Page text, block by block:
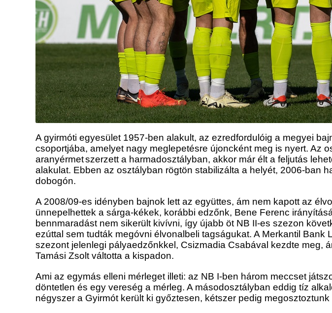
A gyirmóti egyesület 1957-ben alakult, az ezredfordulóig a megyei
csoportjába, amelyet nagy meglepetésre újoncként meg is nyert. Az
aranyérmetszerzett a harmadosztályban, akkor már élt a feljutás
alakulat. Ebben az osztályban rögtön stabilizálta a helyét, 2006-ban
dobogón.
A 2008/09-es idényben bajnok lett az együttes, ám nem kapott az
ünnepelhettek a sárga-kékek, korábbi edzőnk, Bene Ferenc
bennmaradást nem sikerült kivívni, így újabb öt NB II-es szezon
ezúttal sem tudták megóvni élvonalbeli tagságukat. A Merkantil
szezont jelenlegi pályaedzőnkkel, Csizmadia Csabával kezdte meg,
Tamási Zsolt váltotta a kispadon.
Ami az egymás elleni mérleget illeti: az NB I-ben három meccset
döntetlen és egy vereség a mérleg. A másodosztályban eddig tíz
négyszer a Gyirmót került ki győztesen, kétszer pedig